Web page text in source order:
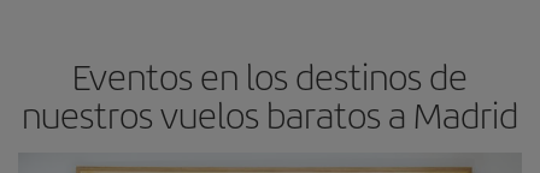
Eventos en los destinos de
nuestros vuelos baratos a Madrid